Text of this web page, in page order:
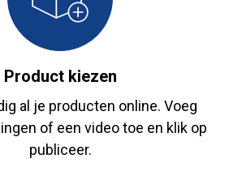
Product kiezen
al je producten online. Voeg
of een video toe en klik op
publiceer.